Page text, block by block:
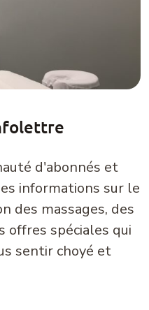
d'abonnés et
informations sur le
des massages, des
offres spéciales qui
sentir choyé et